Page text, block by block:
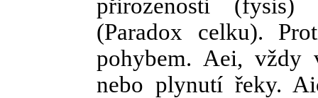
přirozenosti (fysis)
(Paradox celku).
pohybem. Aei, vždy
nebo plynutí řeky.